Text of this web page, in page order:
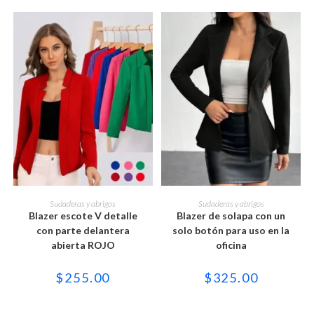
SELECCIONAR OPCIONES
Este
producto
tiene
múltiples
variantes.
Las
opciones
elegir
Sudaderas y abrigos
Blazer escote V detalle
con parte delantera
abierta ROJO
$255.00
SELECCIONAR OPCIONES
Este
producto
tiene
múltiples
variantes.
Las
opciones
elegir
Sudaderas y abrigos
Blazer de solapa con un
solo botón para uso en la
oficina
$325.00